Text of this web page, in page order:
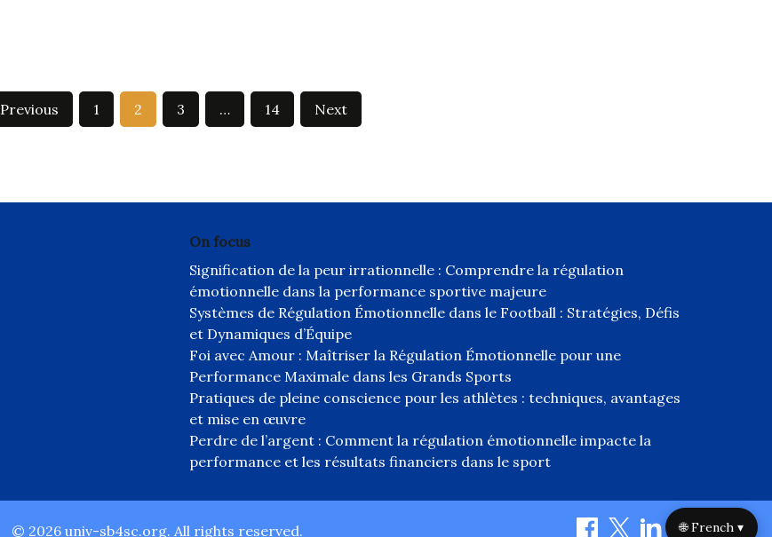
Previous 1 2 3 … 14 Next
On focus
Signification de la peur irrationnelle : Comprendre la régulation
émotionnelle dans la performance sportive majeure
Systèmes de Régulation Émotionnelle dans le Football : Stratégies, Défis
et Dynamiques d’Équipe
Foi avec Amour : Maîtriser la Régulation Émotionnelle pour une
Performance Maximale dans les Grands Sports
Pratiques de pleine conscience pour les athlètes : techniques, avantages
et mise en œuvre
Perdre de l’argent : Comment la régulation émotionnelle impacte la
performance et les résultats financiers dans le sport
© 2026 univ-sb4sc.org. All rights reserved. 🌐 French ▾